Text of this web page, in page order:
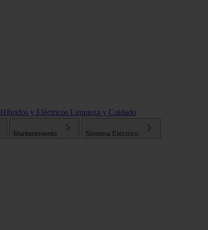
Híbridos y Eléctricos Limpieza y Cuidado
Mantenimiento Sistema Eléctrico